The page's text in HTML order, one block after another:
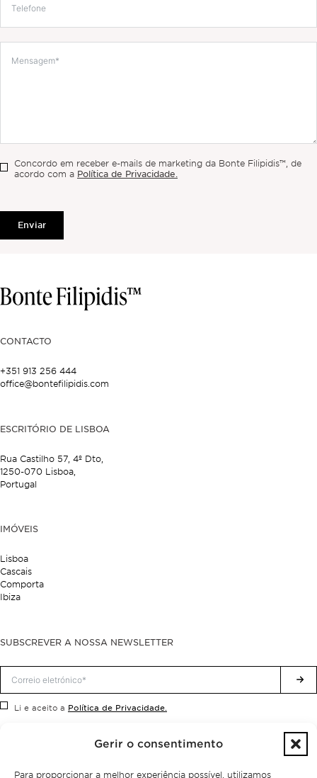
Gerir o consentimento
Para proporcionar a melhor experiência possível, utilizamos
Concordo em receber e-mails de marketing da Bonte Filipidis™, de
acordo com a Política de Privacidade.
Enviar
CONTACTO
+351 913 256 444
office@bontefilipidis.com
ESCRITÓRIO DE LISBOA
Rua Castilho 57, 4º Dto,
1250-070 Lisboa,
Portugal
IMÓVEIS
Lisboa
Cascais
Comporta
Ibiza
SUBSCREVER A NOSSA NEWSLETTER
Li e aceito a Política de Privacidade.